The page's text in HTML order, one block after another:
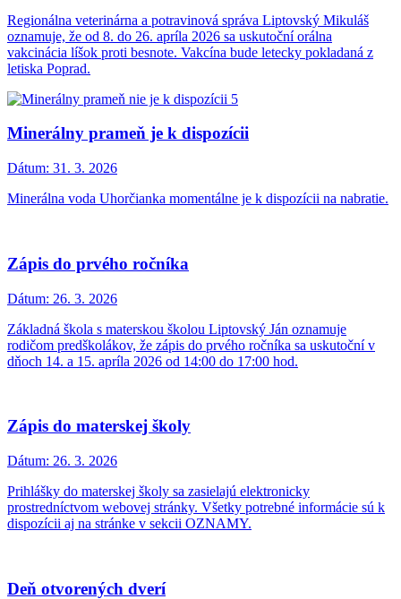
Regionálna veterinárna a potravinová správa Liptovský Mikuláš
oznamuje, že od 8. do 26. apríla 2026 sa uskutoční orálna
vakcinácia líšok proti besnote. Vakcína bude letecky pokladaná z
letiska Poprad.
Minerálny prameň je k dispozícii
Dátum: 31. 3. 2026
Minerálna voda Uhorčianka momentálne je k dispozícii na nabratie.
Zápis do prvého ročníka
Dátum: 26. 3. 2026
Základná škola s materskou školou Liptovský Ján oznamuje
rodičom predškolákov, že zápis do prvého ročníka sa uskutoční v
dňoch 14. a 15. apríla 2026 od 14:00 do 17:00 hod.
Zápis do materskej školy
Dátum: 26. 3. 2026
Prihlášky do materskej školy sa zasielajú elektronicky
prostredníctvom webovej stránky. Všetky potrebné informácie sú k
dispozícii aj na stránke v sekcii OZNAMY.
Deň otvorených dverí